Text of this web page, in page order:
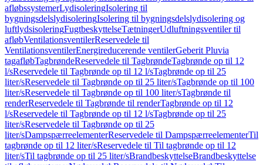
afløbssystemerLydisoleringIsolering til
bygningsdelslydisoleringIsolering til bygningsdelslydisolering og
luftlydsisoleringFugtbeskyttelseTætningerUdluftningsventiler til
afløbVentilationsventilerReservedele til
VentilationsventilerEnergireducerende ventilerGeberit Pluvia
tagafløbTagbrøndeReservedele til TagbrøndeTagbrønde op til 12
l/sReservedele til Tagbrønde op til 12 l/sTagbrønde op til 25
liter/sReservedele til Tagbrønde op til 25 liter/sTagbrønde op til 100
liter/sReservedele til Tagbrønde op til 100 liter/sTagbrønde til
renderReservedele til Tagbrønde til renderTagbrønde op til 12
l/sReservedele til Tagbrønde op til 12 l/sTagbrønde op til 25
liter/sReservedele til Tagbrønde op til 25
liter/sDampspærreelementerReservedele til DampspærreelementerTil
tagbrønde op til 12 liter/sReservedele til Til tagbrønde op til 12
liter/sTil tagbrønde op til 25 liter/sBrandbeskyttelseBrandbeskyttelse